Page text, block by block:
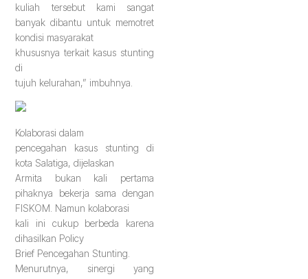
kuliah tersebut kami sangat
banyak dibantu untuk memotret
kondisi masyarakat
khususnya terkait kasus stunting
di
tujuh kelurahan,” imbuhnya.
Kolaborasidalam
pencegahan kasus stunting di
kota Salatiga, dijelaskan
Armita bukan kali pertama
pihaknya bekerja sama dengan
FISKOM. Namun kolaborasi
kali ini cukup berbeda karena
dihasilkan Policy
Brief Pencegahan Stunting.
Menurutnya, sinergi yang